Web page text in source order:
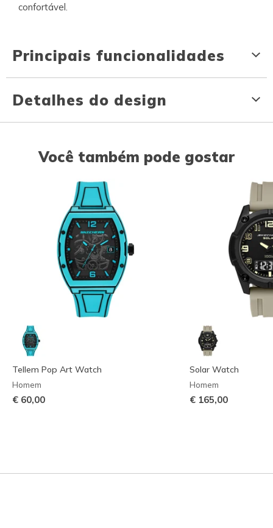
confortável.
Principais funcionalidades
Detalhes do design
Você também pode gostar
Tellem Pop Art Watch
Homem
€ 60,00
Solar Watch
Homem
€ 165,00